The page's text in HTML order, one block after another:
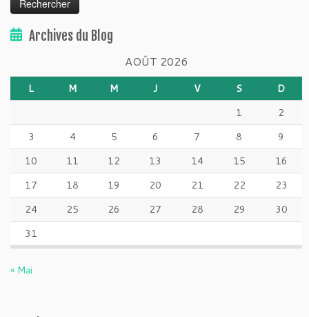
Archives du Blog
AOÛT 2026
L M M J V S
D
1
2
3
4 5 6 7 8
9
10
11 12 13 14 15
16
17
18 19 20 21 22
23
24
25 26 27 28 29
30
31
« Mai